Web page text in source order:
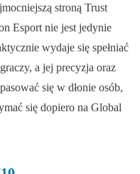
stroną Trust
Esport nie jest jedynie
wydaje się spełniać
a jej precyzja oraz
się w dłonie osób,
się dopiero na Global